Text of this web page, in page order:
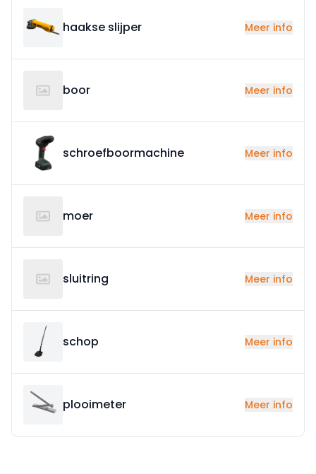
haakse slijper Meer info
boor Meer info
schroefboormachine Meer info
moer Meer info
sluitring Meer info
schop Meer info
plooimeter Meer info